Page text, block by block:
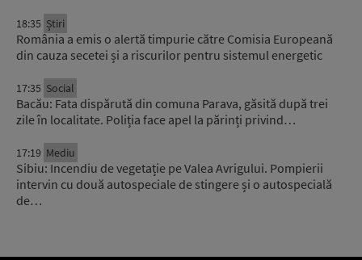
18:35 Știri
România a emis o alertă timpurie către Comisia Europeană
din cauza secetei și a riscurilor pentru sistemul energetic
17:35 Social
Bacău: Fata dispărută din comuna Parava, găsită după trei
zile în localitate. Poliția face apel la părinți privind…
17:19 Mediu
Sibiu: Incendiu de vegetație pe Valea Avrigului. Pompierii
intervin cu două autospeciale de stingere și o autospecială
de…